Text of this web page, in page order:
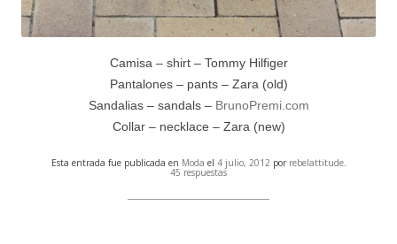
Camisa – shirt – Tommy Hilfiger
Pantalones – pants – Zara (old)
Sandalias – sandals – BrunoPremi.com
Collar – necklace – Zara (new)
Esta entrada fue publicada en Moda el 4 julio, 2012 por rebelattitude.
45 respuestas